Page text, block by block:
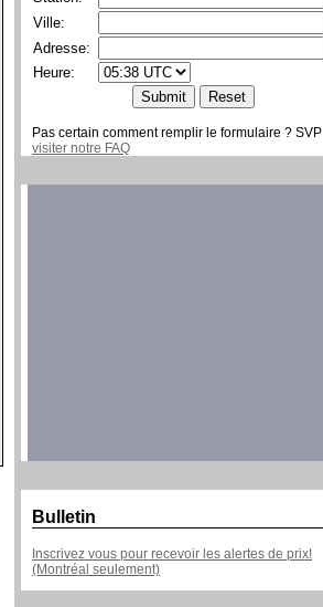
Ville:
Adresse:
Heure:
Pas certain comment remplir le formulaire ? SVP
visiter notre FAQ
Bulletin
Inscrivez vous pour recevoir les alertes de prix!
(Montréal seulement)